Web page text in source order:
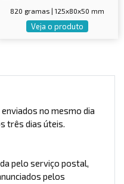
820 gramas | 125x80x50 mm
Veja o produto
no mesmo dia
três dias úteis.
pelo serviço postal,
pelos